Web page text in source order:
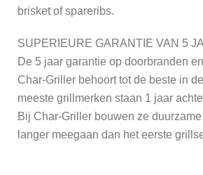
brisket of spareribs.
SUPERIEURE GARANTIE VAN 5
De 5 jaar garantie op doorbranden
Char-Griller behoort tot de beste in
meeste grillmerken staan 1 jaar
Bij Char-Griller bouwen ze
langer meegaan dan het eerste